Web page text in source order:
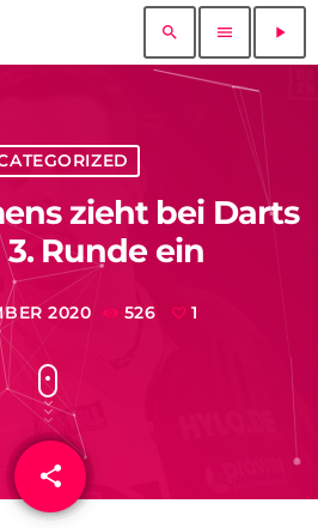
search menu play_arrow
zieht bei Darts
Runde ein
2020 526 1
share
email